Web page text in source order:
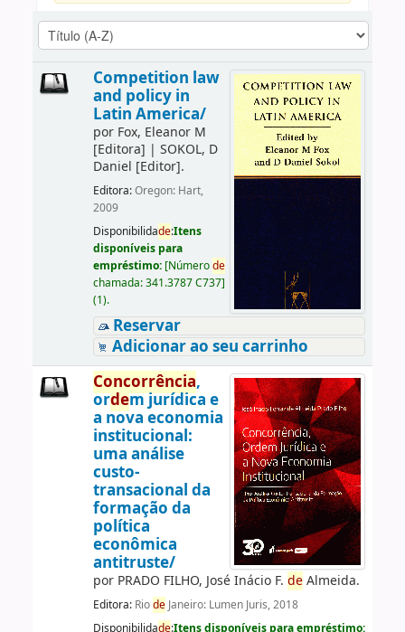
Competition law
and policy in
Latin America/
por Fox, Eleanor M
[Editora] | SOKOL, D
Daniel [Editor].
Editora:Oregon: Hart,
2009
Disponibilidade:Itens
disponíveis para
empréstimo: [Númerode
chamada:341.3787 C737]
(1).
Reservar
Adicionar ao seu carrinho
Concorrência,
ordem jurídica e
a nova economia
institucional:
uma análise
custo-
transacional da
formação da
política
econômica
antitruste/
por PRADO FILHO, José Inácio F. deAlmeida.
Editora: RiodeJaneiro: Lumen Juris, 2018
Disponibilidade:Itens disponíveis para empréstimo: